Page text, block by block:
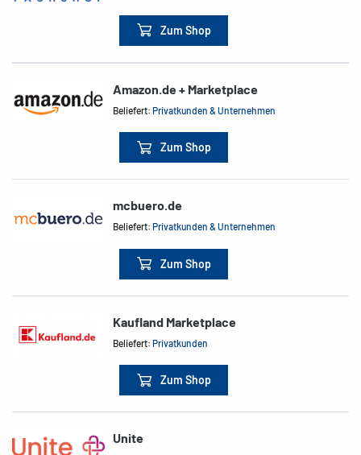
Zum Shop
Amazon.de + Marketplace
Beliefert:Privatkunden & Unternehmen
Zum Shop
mcbuero.de
Beliefert:Privatkunden & Unternehmen
Zum Shop
Kaufland Marketplace
Beliefert:Privatkunden
Zum Shop
Unite